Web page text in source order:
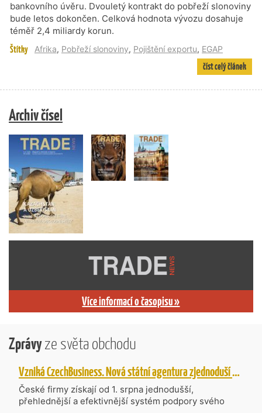
bankovního úvěru. Dvouletý kontrakt do pobřeží slonoviny
bude letos dokončen. Celková hodnota vývozu dosahuje
téměř 2,4 miliardy korun.
Štítky Afrika, Pobřeží slonoviny, Pojištění exportu, EGAP
číst celý článek
Archiv čísel
Více informací o časopisu »
Zprávyze světa obchodu
Vzniká CzechBusiness. Nová státní agentura zjednoduší podporu českých firem
České firmy získají od 1. srpna jednodušší,
přehlednější a efektivnější systém podpory svého